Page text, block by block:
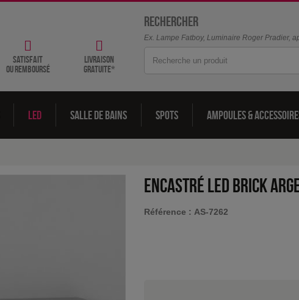
satisfait
ou remboursé
livraison
gratuite*
Rechercher
Ex. Lampe Fatboy, Luminaire Roger Pradier,
LED Salle de bains Spots Ampoules &
Encastré LED Brick
Référence : AS-7262